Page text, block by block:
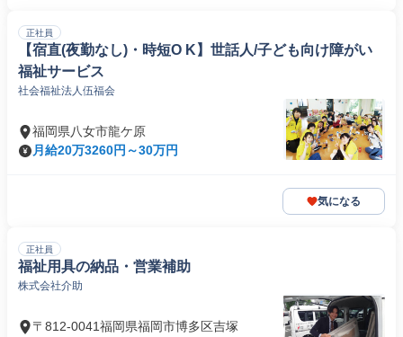
正社員
【宿直(夜勤なし)・時短O K】世話人/子ども向け障がい
福祉サービス
社会福祉法人伍福会
福岡県八女市龍ケ原
月給20万3260円～30万円
気になる
正社員
福祉用具の納品・営業補助
株式会社介助
〒812-0041福岡県福岡市博多区吉塚